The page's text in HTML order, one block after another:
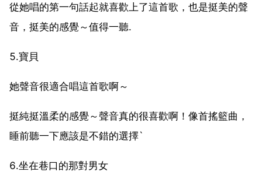
從她唱的第一句話起就喜歡上了這首歌，也是挺美的聲
音，挺美的感覺～值得一聽.
5.寶貝
她聲音很適合唱這首歌啊～
挺純挺溫柔的感覺～聲音真的很喜歡啊！像首搖籃曲，
睡前聽一下應該是不錯的選擇`
6.坐在巷口的那對男女